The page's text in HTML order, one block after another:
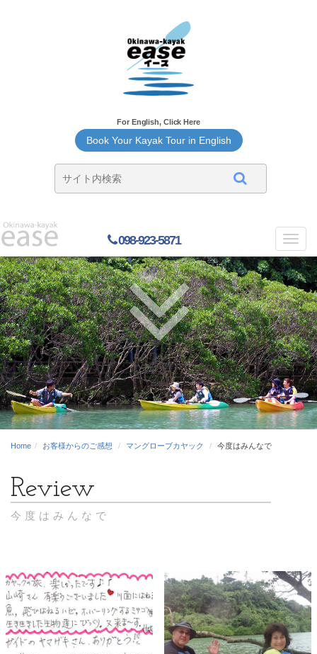
For English, Click Here
Book Your Kayak Tour in English
098-923-5871
Home お客様からのご感想 マングローブカヤック 今度はみんなで
今度はみんなで